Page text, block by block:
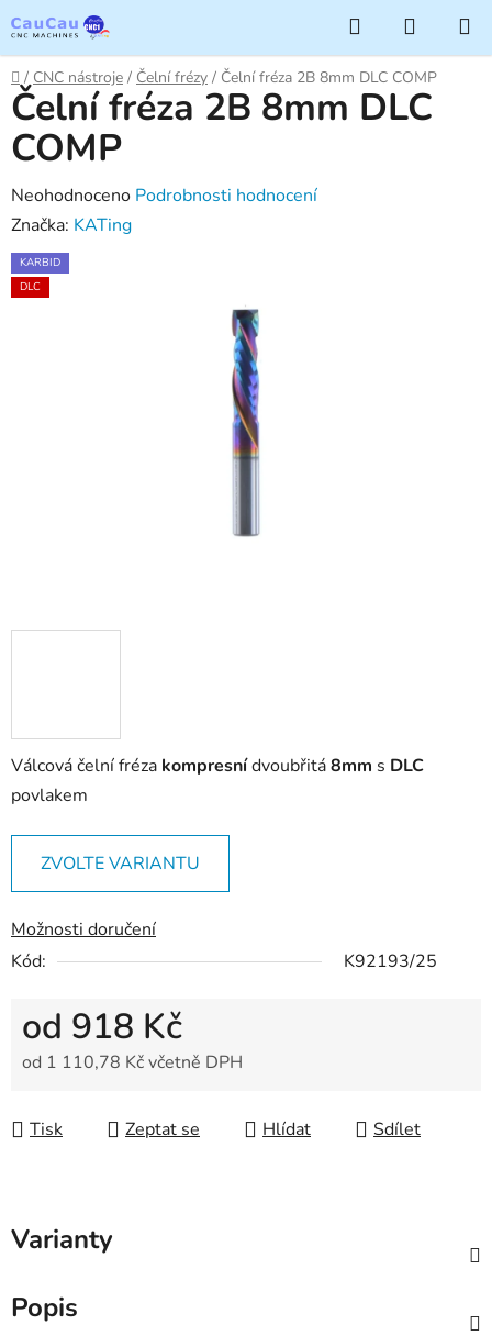
na
obsah
Hledat
KOŠÍK
Domů
/ CNC nástroje / Čelní frézy / Čelní fréza 2B 8mm DLC COMP
Válcová čelní fréza kompresnídvoubřitá8mm s DLC
povlakem
ZVOLTE VARIANTU
Možnosti doručení
Kód:
K92193/25
od 918 Kč
od 1 110,78 Kčvčetně DPH
Tisk
Zeptat se Hlídat Sdílet
Čelní fréza 2B 8mm DLC
COMP
Průměrné
hodnocení
produktu
je
Neohodnoceno Podrobnosti hodnocení
Značka: KATing
KARBID
DLC
Varianty
Popis